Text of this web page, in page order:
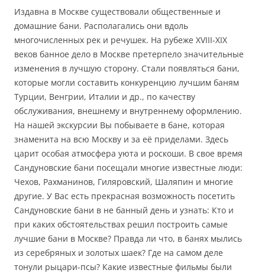
Издавна в Москве существовали общественные и
домашние бани. Располагались они вдоль
многочисленных рек и речушек. На рубеже XVIII-XIX
веков банное дело в Москве претерпело значительные
изменения в лучшую сторону. Стали появляться бани,
которые могли составить конкуренцию лучшим баням
Турции, Венгрии, Италии и др., по качеству
обслуживания, внешнему и внутреннему оформлению.
На нашей экскурсии Вы побываете в бане, которая
знаменита на всю Москву и за её приделами. Здесь
царит особая атмосфера уюта и роскоши. В свое время
Сандуновские бани посещали многие известные люди:
Чехов, Рахманинов, Гиляровский, Шаляпин и многие
другие. У Вас есть прекрасная возможность посетить
Сандуновские бани в не банный день и узнать: Кто и
при каких обстоятельствах решил построить самые
лучшие бани в Москве? Правда ли что, в банях мылись
из серебряных и золотых шаек? Где на самом деле
тонули рыцари-псы? Какие известные фильмы были